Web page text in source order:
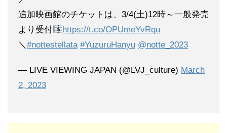
追加映画館のチケットは、3/4(土)12時～一般発売
より受付
https://t.co/OPUmeYvRqu
＼ #nottestellata #YuzuruHanyu @notte_2023
— LIVE VIEWING JAPAN (@LVJ_culture) March
2, 2023